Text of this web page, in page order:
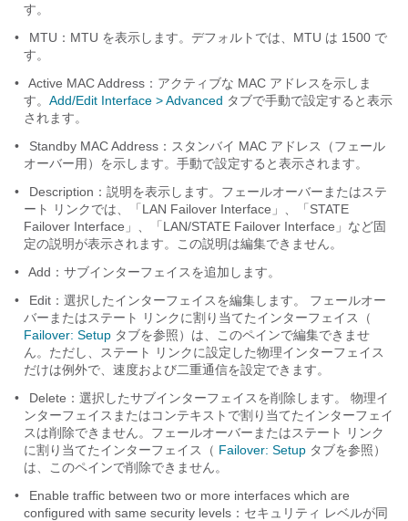
す。
•
MTU：MTU を表示します。デフォルトでは、MTU は 1500 で
す。
•
Active MAC Address：アクティブな MAC アドレスを示しま
す。 Add/Edit Interface > Advanced タブで手動で設定すると表示
されます。
•
Standby MAC Address：スタンバイ MAC アドレス（フェール
オーバー用）を示します。手動で設定すると表示されます。
•
Description：説明を表示します。フェールオーバーまたはステ
ート リンクでは、「LAN Failover Interface」、「STATE
Failover Interface」、「LAN/STATE Failover Interface」など固
定の説明が表示されます。この説明は編集できません。
•
Add：サブインターフェイスを追加します。
•
Edit：選択したインターフェイスを編集します。 フェールオー
バーまたはステート リンクに割り当てたインターフェイス（
Failover: Setup タブを参照）は、このペインで編集できませ
ん。ただし、ステート リンクに設定した物理インターフェイス
だけは例外で、速度および二重通信を設定できます。
•
Delete：選択したサブインターフェイスを削除します。 物理イ
ンターフェイスまたはコンテキストで割り当てたインターフェイ
スは削除できません。フェールオーバーまたはステート リンク
に割り当てたインターフェイス（ Failover: Setup タブを参照）
は、このペインで削除できません。
•
Enable traffic between two or more interfaces which are
configured with same security levels：セキュリティ レベルが同